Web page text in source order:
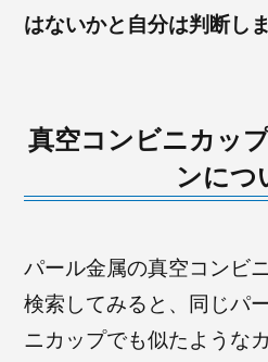
はないかと自分は判断し
真空コンビニカッ
ンにつ
パール金属の真空コンビ
検索してみると、同じパ
ニカップでも似たような